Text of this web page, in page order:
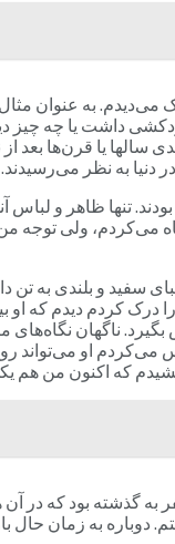
شدن آنها را یک به یک
داشت یا چه چیز
یا قرن‌ها
دنیا به نظر می‌رسیدند.
بودند. تنها ظاهر و
ولی توجه
را درک کردم دیدم
ناگهان نگاه‌های
می‌کردم او
که اکنون من هم
گذشته بود که
دوباره به زمان